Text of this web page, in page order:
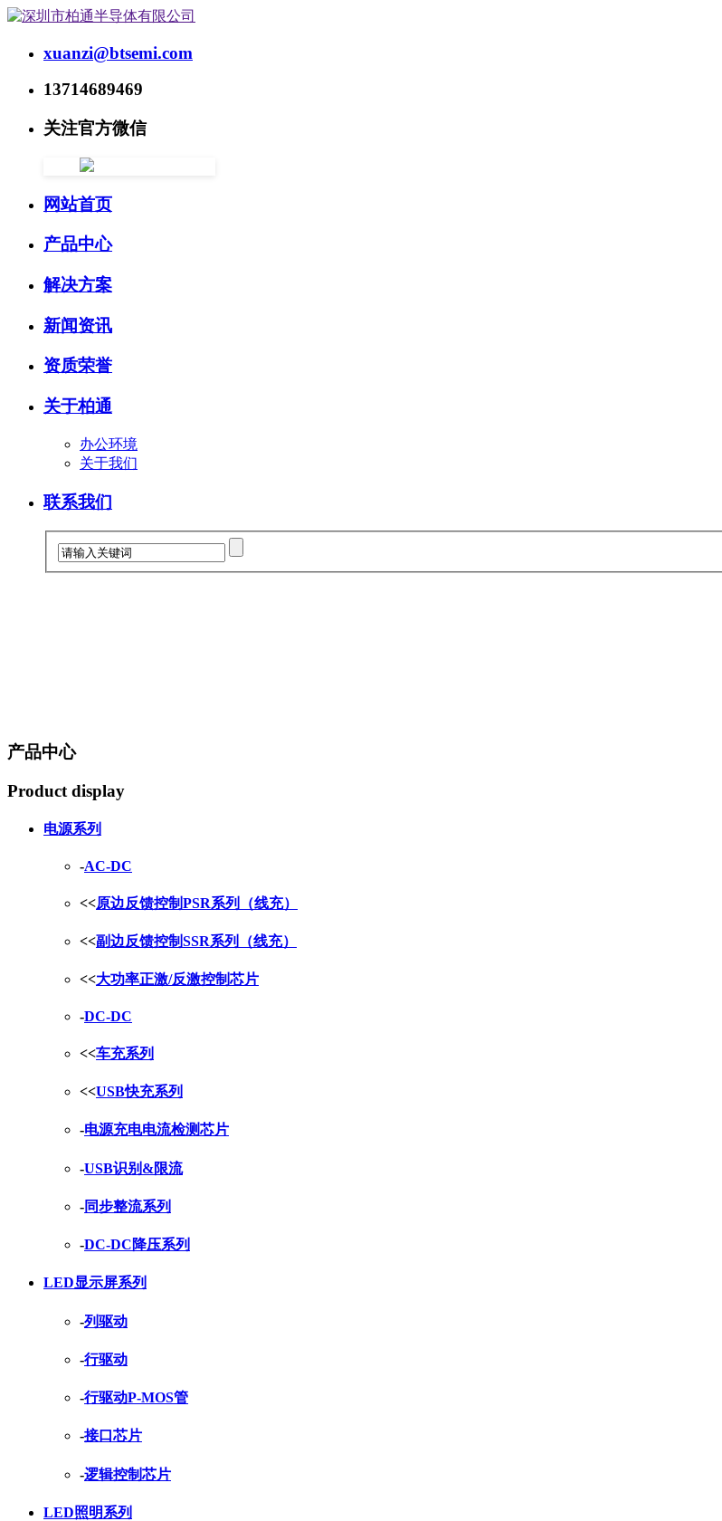
xuanzi@btsemi.com
13714689469
关注官方微信
网站首页
产品中心
解决方案
新闻资讯
资质荣誉
关于柏通
办公环境
关于我们
联系我们
产品中心
Product display
电源系列
-AC-DC
<<原边反馈控制PSR系列（线充）
<<副边反馈控制SSR系列（线充）
<<大功率正激/反激控制芯片
-DC-DC
<<车充系列
<<USB快充系列
-电源充电电流检测芯片
-USB识别&限流
-同步整流系列
-DC-DC降压系列
LED显示屏系列
-列驱动
-行驱动
-行驱动P-MOS管
-接口芯片
-逻辑控制芯片
LED照明系列